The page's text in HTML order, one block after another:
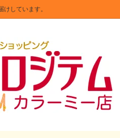
しています。
アート
昆布」2個セット・4個セット
ラッピング
消せるボールペン」オリジナ